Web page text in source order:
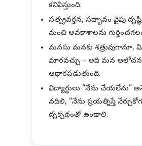
కనిపిస్తుంది.
సత్ప్రవర్తన, సద్భావం వైపు
మంచి అవకాశాలను
మనసు మనకు శత్రువుగానూ,
మారవచ్చు – అది మన
ఆధారపడుతుంది.
విద్యార్థులు “నేను చేయలేను”
వదిలి, “నేను ప్రయత్నిస్తే
దృక్పథంతో ఉండాలి.